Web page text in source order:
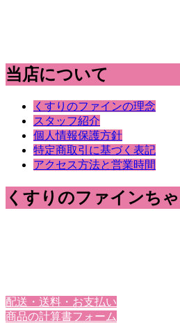
当店について
くすりのファインの理念
スタッフ紹介
個人情報保護方針
特定商取引に基づく表記
アクセス方法と営業時間
くすりのファインち
配送・送料・お支払い
商品の計算書フォーム